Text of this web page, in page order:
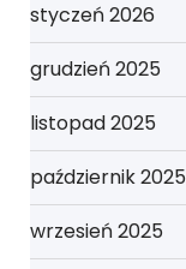
styczeń 2026
grudzień 2025
listopad 2025
październik 2025
wrzesień 2025